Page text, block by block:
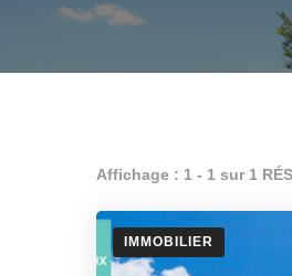
Affichage : 1 - 1 sur 1
IMMOBILIER